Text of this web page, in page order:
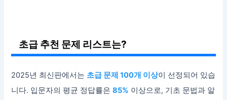
초급 추천 문제 리스트는?
2025년 최신판에서는 초급 문제 100개 이상이 선정되어 있습
니다. 입문자의 평균 정답률은85% 이상으로, 기초 문법과 알